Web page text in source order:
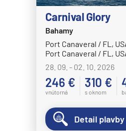
MS Bremen
MS Europa
MS Europa 2
Holland America Line
MS Eurodam
MS Koningsdam
MS Nieuw
MS Nieuw Statendam
Carnival Glory
Bahamy
Port Canaveral / FL,
Port Canaveral / FL,
28. 09. - 02. 10. 2026
246 €
vnútorná
310 €
s oknom
Detail plavby